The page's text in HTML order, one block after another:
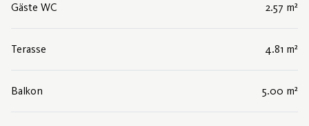
Gäste WC 2.57 m²
Terasse 4.81 m²
Balkon 5.00 m²